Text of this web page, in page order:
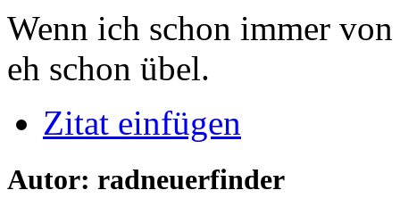
Wenn ich schon immer
eh schon übel.
Zitat einfügen
Autor: radneuerfinder